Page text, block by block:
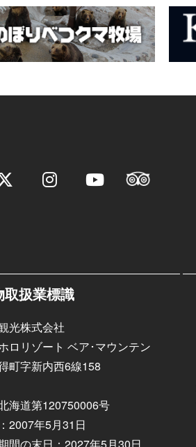
扱業標識
光株式会社
ロリゾート ベア･マウンテン
町字新内西6線158
海道第120750006号
2007年5月31日